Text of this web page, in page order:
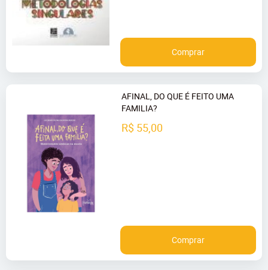
Comprar
AFINAL, DO QUE É FEITO UMA
FAMILIA?
R$ 55,00
Comprar